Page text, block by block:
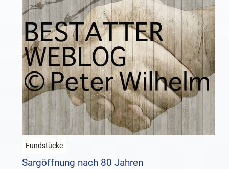
Fundstücke
Sargöffnung nach 80 Jahren